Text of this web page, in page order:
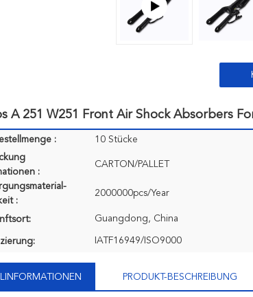
A 251 W251 Front Air Shock Absorbers
: 10 Stücke
:
CARTON/PALLET
:
2000000pcs/Year
Guangdong, China
IATF16949/ISO9000
PRODUKT-BESCHREIBUNG